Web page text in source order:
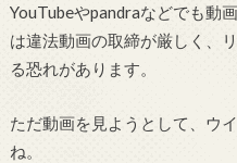
YouTubeやpandraなどでも動
は違法動画の取締が厳しく、
る恐れがあります。
ただ動画を見ようとして、ウ
ね。